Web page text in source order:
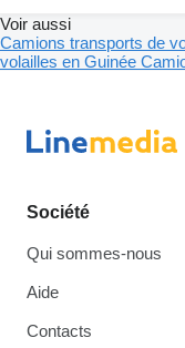
Voir aussi
Camions transports de
volailles en Guinée
Société
Qui sommes-nous
Aide
Contacts